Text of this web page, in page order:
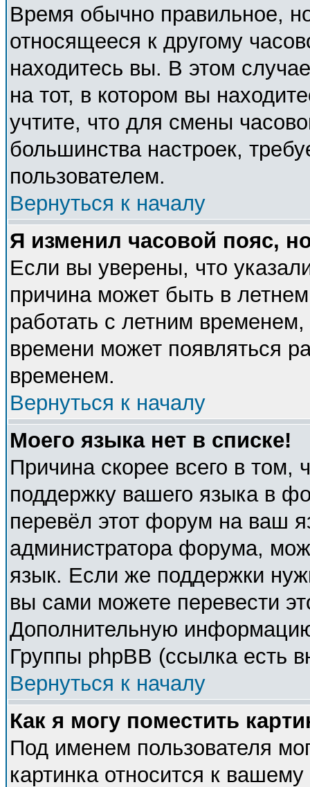
Время обычно правильное,
относящееся к другому
находитесь вы. В этом
на тот, в котором вы
учтите, что для смены
большинства настроек,
пользователем.
Вернуться к началу
Я изменил часовой пояс,
Если вы уверены, что
причина может быть в
работать с летним временем,
времени может появляться
временем.
Вернуться к началу
Моего языка нет в списке!
Причина скорее всего в том,
поддержку вашего языка в
перевёл этот форум на ваш
администратора форума,
язык. Если же поддержки
вы сами можете перевести
Дополнительную
Группы phpBB (ссылка есть
Вернуться к началу
Как я могу поместить
Под именем пользователя
картинка относится к